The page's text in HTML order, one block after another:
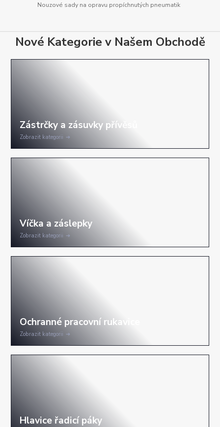
Nouzové sady na opravu propíchnutých pneumatik
Nové Kategorie v Našem Obchodě
Zobrazit kategorii
Zobrazit kategorii
Zobrazit kategorii